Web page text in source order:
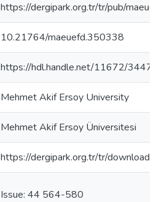
https://dergipark.org.tr/tr/pub/
10.21764/maeuefd.350338
https://hdl.handle.net/11672/3447
Mehmet Akif Ersoy University
Mehmet Akif Ersoy Üniversitesi
https://dergipark.org.tr/tr/
Issue: 44 564-580